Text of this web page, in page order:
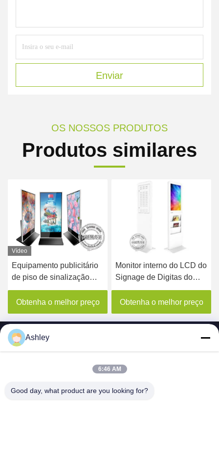
Enviar
OS NOSSOS PRODUTOS
Produtos similares
Monitor interno do LCD do
Signage de Digitas do
quiosque de Android que
anuncia 22 polegadas
com prateleira do jornal
Obtenha o melhor preço
Vídeo
Signage de Digitas do
quiosque da vídeo do
sinal de propaganda do
painel LCD do lado do
dobro 65inch com
software de controle
Obtenha o melhor
LTD.
Ashley
6:46 AM
Good day, what product are you looking for?